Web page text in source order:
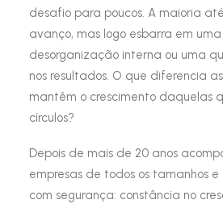
desafio para poucos. A maioria
avanço, mas logo esbarra em uma
desorganização interna ou uma
nos resultados. O que diferencia
mantêm o crescimento daquelas
círculos?
Depois de mais de 20 anos
empresas de todos os tamanhos e
com segurança: constância no